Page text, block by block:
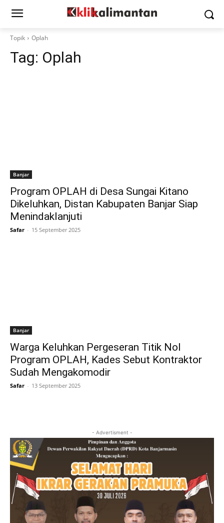
Topik Oplah
Tag: Oplah
Banjar
Program OPLAH di Desa Sungai Kitano
Dikeluhkan, Distan Kabupaten Banjar Siap
Menindaklanjuti
Safar - 15 September 2025
Banjar
Warga Keluhkan Pergeseran Titik Nol
Program OPLAH, Kades Sebut Kontraktor
Sudah Mengakomodir
Safar - 13 September 2025
- Advertisment -